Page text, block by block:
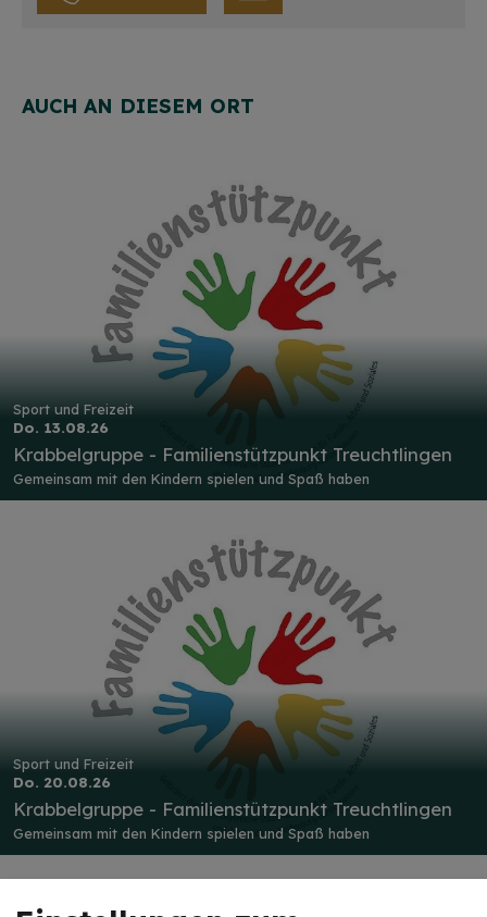
AUCH AN DIESEM ORT
Sport und Freizeit
Do. 13.08.26
Krabbelgruppe - Familienstützpunkt Treuchtlingen
Gemeinsam mit den Kindern spielen und Spaß haben
Sport und Freizeit
Do. 20.08.26
Krabbelgruppe - Familienstützpunkt Treuchtlingen
Gemeinsam mit den Kindern spielen und Spaß haben